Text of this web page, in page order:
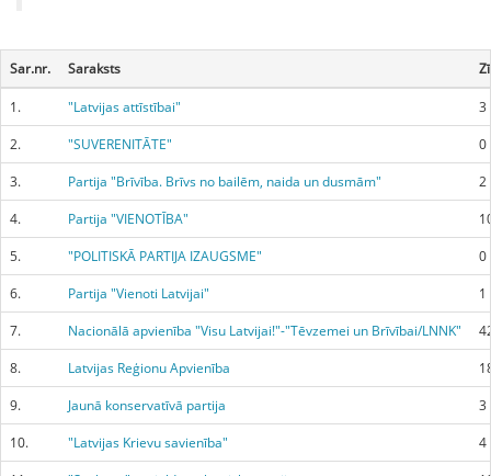
Sar.nr. Saraksts
1. "Latvijas attīstībai"
3
2.
"SUVERENITĀTE"
0
3.
Partija "Brīvība. Brīvs no bailēm, naida un dusmām"
2
4.
Partija "VIENOTĪBA"
5.
"POLITISKĀ PARTIJA IZAUGSME"
0
6.
Partija "Vienoti Latvijai"
1
7.
Nacionālā apvienība "Visu Latvijai!"-"Tēvzemei un Brīvībai/LNNK"
8.
Latvijas Reģionu Apvienība
9.
Jaunā konservatīvā partija
3
10.
"Latvijas Krievu savienība"
4